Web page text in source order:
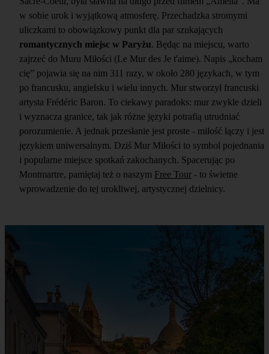
w sobie urok i wyjątkową atmosferę. Przechadzka stromymi
uliczkami to obowiązkowy punkt dla par szukających
romantycznych miejsc w Paryżu. Będąc na miejscu, warto
zajrzeć do Muru Miłości (Le Mur des Je t'aime). Napis „kocham
cię” pojawia się na nim 311 razy, w około 280 językach, w tym
po francusku, angielsku i wielu innych. Mur stworzył francuski
artysta Frédéric Baron. To ciekawy paradoks: mur zwykle dzieli
i wyznacza granice, tak jak różne języki potrafią utrudniać
porozumienie. A jednak przesłanie jest proste - miłość łączy i jest
językiem uniwersalnym. Dziś Mur Miłości to symbol pojednania
i popularne miejsce spotkań zakochanych. Spacerując po
Montmartre, pamiętaj też o naszym Free Tour - to świetne
wprowadzenie do tej urokliwej, artystycznej dzielnicy.